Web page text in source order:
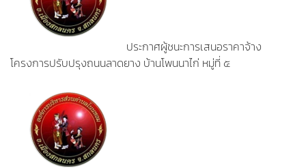
ประกาศผู้ชนะการเสนอราคาจ้าง
โครงการปรับปรุงถนนลาดยาง บ้านโพนนาไก่ หมู่ที่ ๕